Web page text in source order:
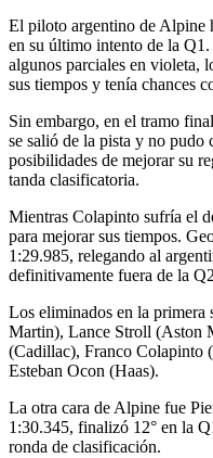
El piloto argentino de Alpine
en su último intento de la
algunos parciales en violeta,
sus tiempos y tenía chances
Sin embargo, en el tramo
se salió de la pista y no
posibilidades de mejorar su
tanda clasificatoria.
Mientras Colapinto sufría el
para mejorar sus tiempos.
1:29.985, relegando al
definitivamente fuera de la
Los eliminados en la primera
Martin), Lance Stroll (Aston
(Cadillac), Franco Colapinto
Esteban Ocon (Haas).
La otra cara de Alpine fue
1:30.345, finalizó 12° en la
ronda de clasificación.